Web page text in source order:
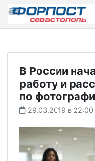
Skip
content
В России
работу и
по
29.03.2019 в 22:00